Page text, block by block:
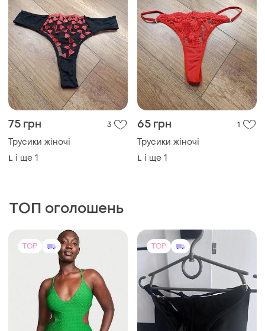
75 грн 3
Трусики жіночі
L і ще 1
65 грн 1
Трусики жіночі
L і ще 1
ТОП оголошень